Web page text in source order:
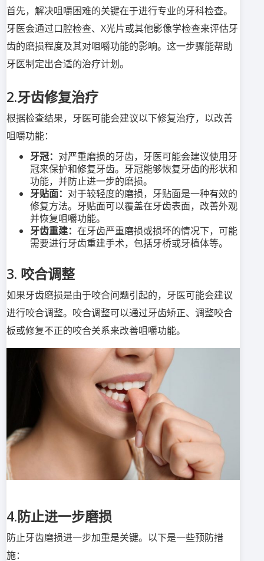
首先，解决咀嚼困难的关键在于进行专业的牙科检查。
牙医会通过口腔检查、X光片或其他影像学检查来评估牙
齿的磨损程度及其对咀嚼功能的影响。这一步骤能帮助
牙医制定出合适的治疗计划。
2.牙齿修复治疗
根据检查结果，牙医可能会建议以下修复治疗，以改善
咀嚼功能：
牙冠： 对严重磨损的牙齿，牙医可能会建议使用牙
冠来保护和修复牙齿。牙冠能够恢复牙齿的形状和
功能，并防止进一步的磨损。
牙贴面： 对于较轻度的磨损，牙贴面是一种有效的
修复方法。牙贴面可以覆盖在牙齿表面，改善外观
并恢复咀嚼功能。
牙齿重建： 在牙齿严重磨损或损坏的情况下，可能
需要进行牙齿重建手术，包括牙桥或牙植体等。
3. 咬合调整
如果牙齿磨损是由于咬合问题引起的，牙医可能会建议
进行咬合调整。咬合调整可以通过牙齿矫正、调整咬合
板或修复不正的咬合关系来改善咀嚼功能。
4.防止进一步磨损
防止牙齿磨损进一步加重是关键。以下是一些预防措
施：